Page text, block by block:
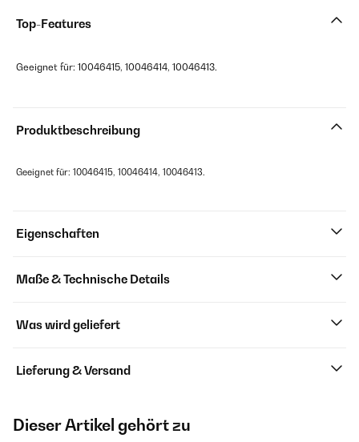
Top-Features
Geeignet für: 10046415, 10046414, 10046413.
Produktbeschreibung
Geeignet für: 10046415, 10046414, 10046413.
Eigenschaften
Maße & Technische Details
Was wird geliefert
Lieferung & Versand
Dieser Artikel gehört zu